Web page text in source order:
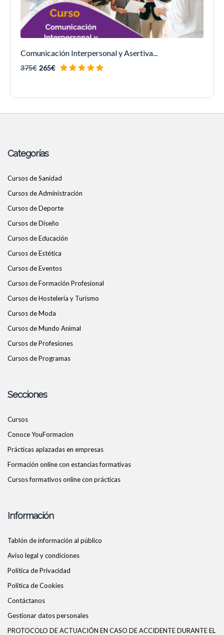
Comunicación Interpersonal y Asertiva...
375€ 265€
Categorías
Cursos de Sanidad
Cursos de Administración
Cursos de Deporte
Cursos de Diseño
Cursos de Educación
Cursos de Estética
Cursos de Eventos
Cursos de Formación Profesional
Cursos de Hostelería y Turismo
Cursos de Moda
Cursos de Mundo Animal
Cursos de Profesiones
Cursos de Programas
Secciones
Cursos
Conoce YouFormacion
Prácticas aplazadas en empresas
Formación online con estancias formativas
Cursos formativos online con prácticas
Información
Tablón de información al público
Aviso legal y condiciones
Política de Privacidad
Política de Cookies
Contáctanos
Gestionar datos personales
PROTOCOLO DE ACTUACIÓN EN CASO DE ACCIDENTE DURANTE EL